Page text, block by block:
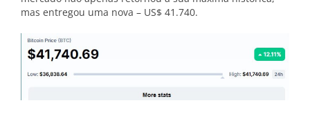
mas entregou uma nova – US$ 41.740.